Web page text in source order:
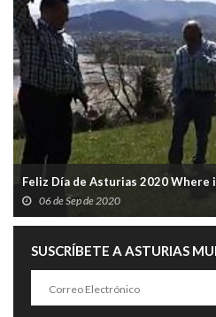
Feliz Día de Asturias 2020 Where
06 de Sep de 2020
SUSCRÍBETE A ASTURIAS